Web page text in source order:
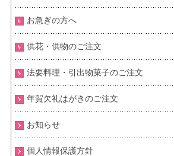
お急ぎの方へ
供花・供物のご注文
法要料理・引出物菓子のご注文
年賀欠礼はがきのご注文
お知らせ
個人情報保護方針